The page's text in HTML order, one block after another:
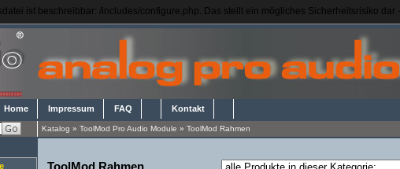
ist beschreibbar: /includes/configure.php. Das stellt ein mögliches Sicherheitsrisiko
Home Impressum FAQ Kontakt
Katalog » ToolMod Pro Audio Module » ToolMod Rahmen
ToolMod Rahmen